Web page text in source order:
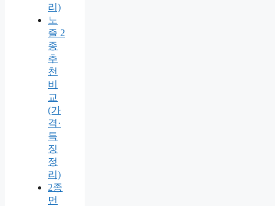
리)
노
즐 2
종
추
천
비
교
(가
격·
특
징
정
리)
2종
먼